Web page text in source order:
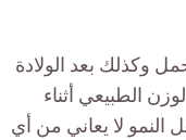
وكذلك بعد الولادة
الطبيعي أثناء
لا يعاني من أي